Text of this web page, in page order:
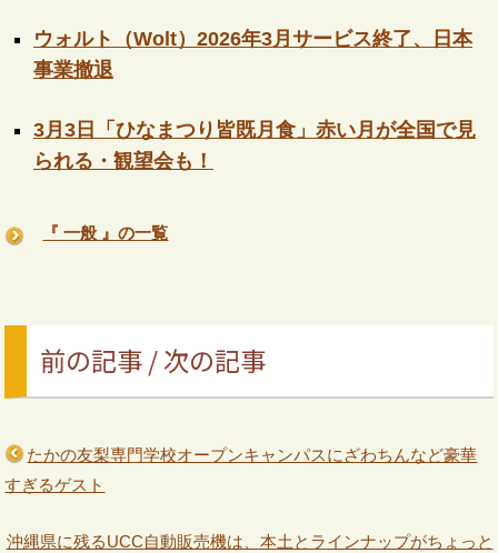
ウォルト（Wolt）2026年3月サービス終了、日本
事業撤退
3月3日「ひなまつり皆既月食」赤い月が全国で見
られる・観望会も！
『 一般 』の一覧
前の記事 / 次の記事
たかの友梨専門学校オープンキャンパスにざわちんなど豪華
すぎるゲスト
沖縄県に残るUCC自動販売機は、本土とラインナップがちょっと